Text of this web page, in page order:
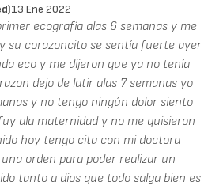
13 Ene 2022
ecografía alas 6 semanas y me
su corazoncito se sentía fuerte ayer
eco y me dijeron que ya no tenía
dejo de latir alas 7 semanas yo
y no tengo ningún dolor siento
ala maternidad y no me quisieron
hoy tengo cita con mi doctora
orden para poder realizar un
tanto a dios que todo salga bien es